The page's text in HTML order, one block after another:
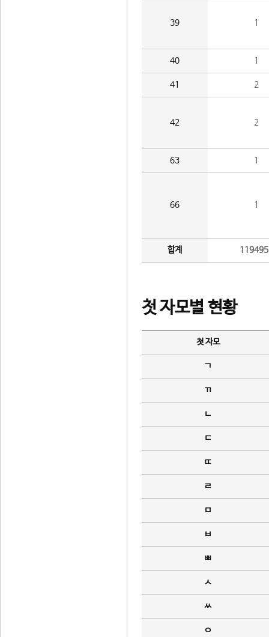
39 1
40 1
41 2
42 2
63 1
66 1
합계
첫 자모별 현황
첫 자모
ㄱ
ㄲ
ㄴ
ㄷ
ㄸ
ㄹ
ㅁ
ㅂ
ㅃ
ㅅ
ㅆ
ㅇ